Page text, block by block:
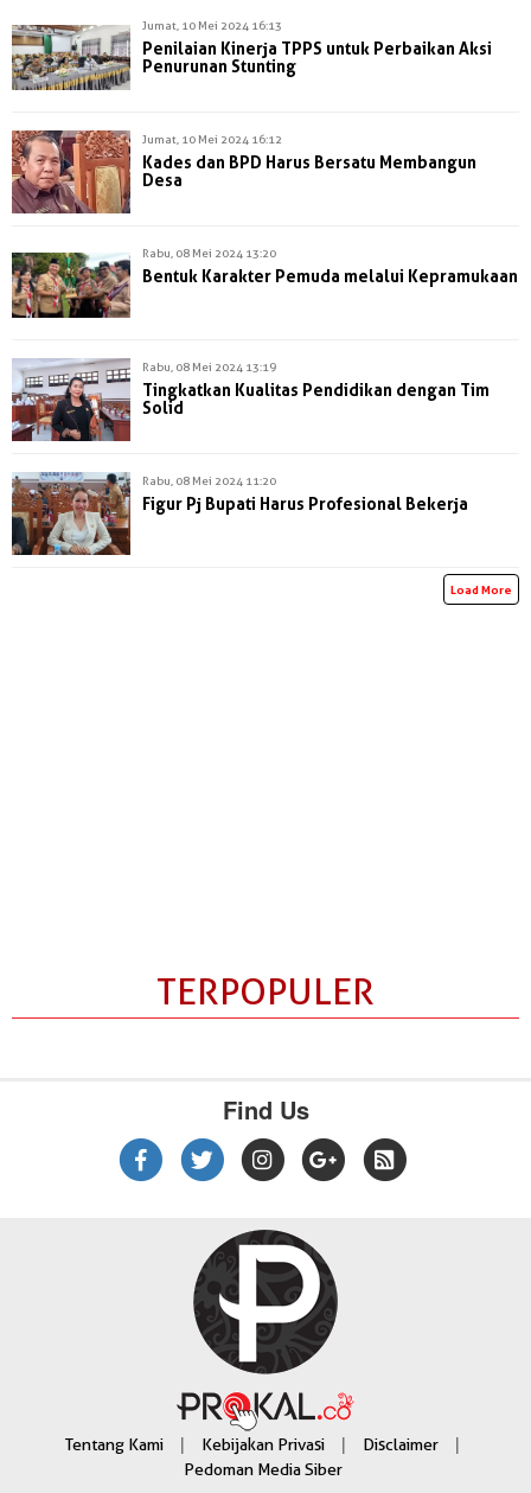
Jumat, 10 Mei 2024 16:13
Penilaian Kinerja TPPS untuk Perbaikan Aksi
Penurunan Stunting
Jumat, 10 Mei 2024 16:12
Kades dan BPD Harus Bersatu Membangun
Desa
Rabu, 08 Mei 2024 13:20
Bentuk Karakter Pemuda melalui Kepramukaan
Rabu, 08 Mei 2024 13:19
Tingkatkan Kualitas Pendidikan dengan Tim
Solid
Rabu, 08 Mei 2024 11:20
Figur Pj Bupati Harus Profesional Bekerja
Load More
TERPOPULER
Find Us
Tentang Kami | Kebijakan Privasi | Disclaimer |
Pedoman Media Siber